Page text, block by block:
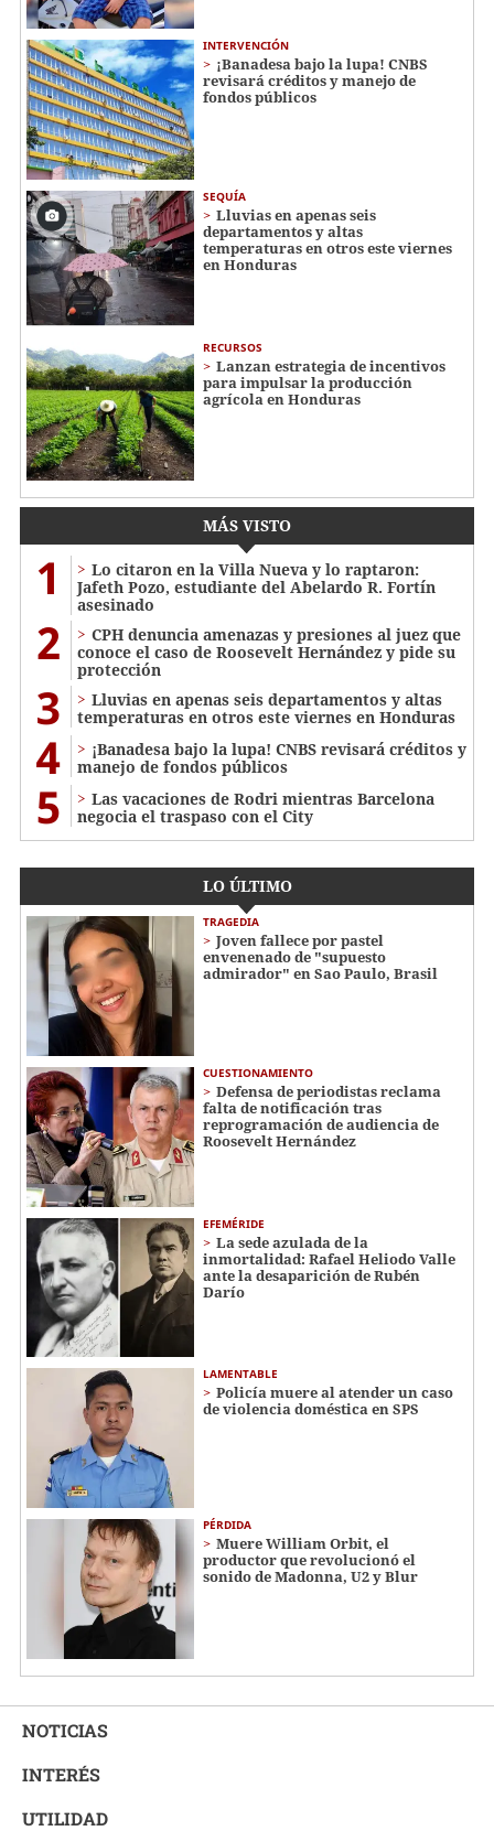
INTERVENCIÓN
¡Banadesa bajo la lupa! CNBS
revisará créditos y manejo de
fondos públicos
SEQUÍA
Lluvias en apenas seis
departamentos y altas
temperaturas en otros este viernes
en Honduras
RECURSOS
Lanzan estrategia de incentivos
para impulsar la producción
agrícola en Honduras
MÁS VISTO
1
Lo citaron en la Villa Nueva y lo raptaron:
Jafeth Pozo, estudiante del Abelardo R. Fortín
asesinado
2
CPH denuncia amenazas y presiones al juez que
conoce el caso de Roosevelt Hernández y pide su
protección
3
Lluvias en apenas seis departamentos y altas
temperaturas en otros este viernes en Honduras
4
¡Banadesa bajo la lupa! CNBS revisará créditos y
manejo de fondos públicos
5
Las vacaciones de Rodri mientras Barcelona
negocia el traspaso con el City
LO ÚLTIMO
TRAGEDIA
Joven fallece por pastel
envenenado de "supuesto
admirador" en Sao Paulo, Brasil
CUESTIONAMIENTO
Defensa de periodistas reclama
falta de notificación tras
reprogramación de audiencia de
Roosevelt Hernández
EFEMÉRIDE
La sede azulada de la
inmortalidad: Rafael Heliodo Valle
ante la desaparición de Rubén
Darío
LAMENTABLE
Policía muere al atender un caso
de violencia doméstica en SPS
PÉRDIDA
Muere William Orbit, el
productor que revolucionó el
sonido de Madonna, U2 y Blur
NOTICIAS
INTERÉS
UTILIDAD